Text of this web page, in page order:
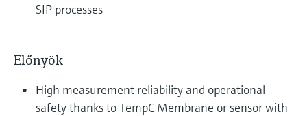
SIP processes
Előnyök
High measurement reliability and operational
safety thanks to TempC Membrane or sensor with